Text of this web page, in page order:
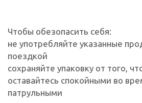
Чтобы обезопасить себя:
не употребляйте указанные
поездкой
сохраняйте упаковку от того,
оставайтесь спокойными во
патрульными